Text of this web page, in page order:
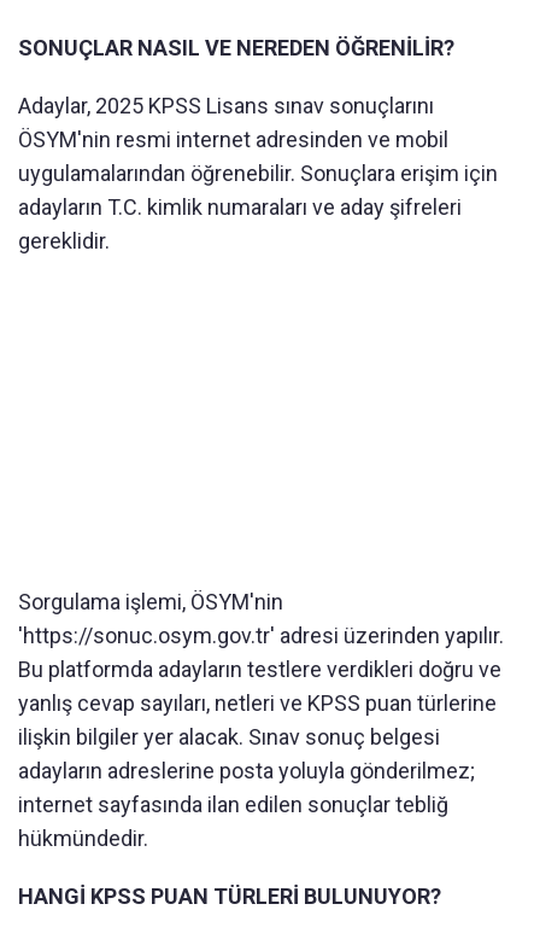
SONUÇLAR NASIL VE NEREDEN ÖĞRENİLİR?
Adaylar, 2025 KPSS Lisans sınav sonuçlarını
ÖSYM'nin resmi internet adresinden ve mobil
uygulamalarından öğrenebilir. Sonuçlara erişim için
adayların T.C. kimlik numaraları ve aday şifreleri
gereklidir.
Sorgulama işlemi, ÖSYM'nin
'https://sonuc.osym.gov.tr' adresi üzerinden yapılır.
Bu platformda adayların testlere verdikleri doğru ve
yanlış cevap sayıları, netleri ve KPSS puan türlerine
ilişkin bilgiler yer alacak. Sınav sonuç belgesi
adayların adreslerine posta yoluyla gönderilmez;
internet sayfasında ilan edilen sonuçlar tebliğ
hükmündedir.
HANGİ KPSS PUAN TÜRLERİ BULUNUYOR?